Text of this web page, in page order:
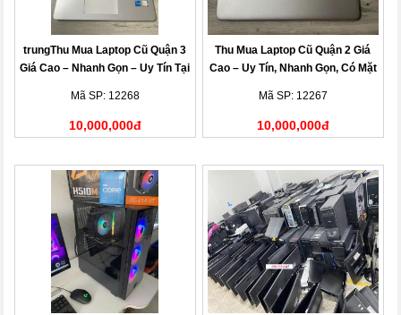
trungThu Mua Laptop Cũ Quận 3
Giá Cao – Nhanh Gọn – Uy Tín Tại
Mã SP: 12268
10,000,000đ
Thu Mua Laptop Cũ Quận 2 Giá
Cao – Uy Tín, Nhanh Gọn, Có Mặt
Mã SP: 12267
10,000,000đ